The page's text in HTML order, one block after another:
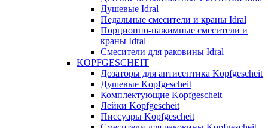
Душевые Idral
Педальные смесители и краны Idral
Порционно-нажимные смесители и
краны Idral
Смеcители для раковины Idral
KOPFGESCHEIT
Дозаторы для антисептика Kopfgescheit
Душевые Kopfgescheit
Комплектующие Kopfgescheit
Лейки Kopfgescheit
Писсуары Kopfgescheit